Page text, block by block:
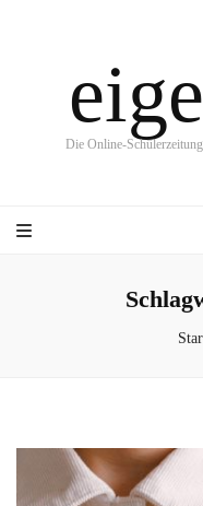
Die Online-